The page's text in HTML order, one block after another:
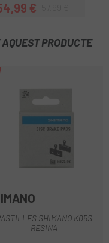
Preu
€
Preu regular
PRODUCTE
SHIMANO K05S
RESINA